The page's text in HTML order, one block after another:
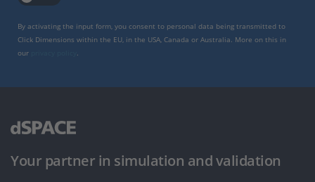
By activating the input form, you consent to personal data being transmitted to
Click Dimensions within the EU, in the USA, Canada or Australia. More on this in
our
Your partner in simulation and validation